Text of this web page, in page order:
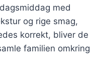
med
og rige smag,
korrekt, bliver de
familien omkring